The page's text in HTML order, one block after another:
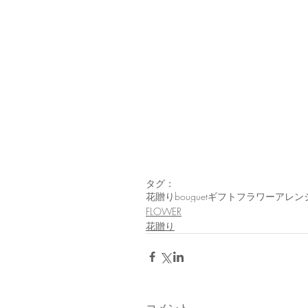
タグ：
花贈り bouguetギフト フラワーアレン
FLOWER
花贈り